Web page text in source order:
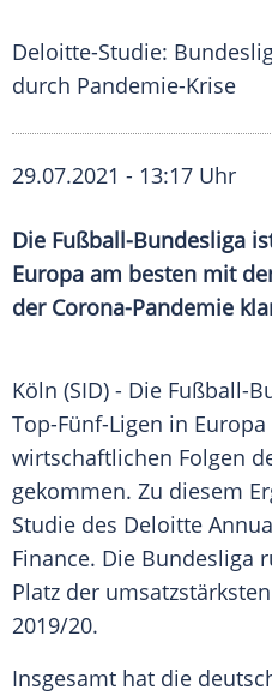
Deloitte-Studie:
durch Pandemie-Krise
29.07.2021 - 13:17 Uhr
Die Fußball-Bundesliga
Europa am besten mit
der Corona-Pandemie
Köln (SID) - Die Fußball-
Top-Fünf-Ligen in Europa
wirtschaftlichen Folgen
gekommen. Zu diesem
Studie des Deloitte
Finance. Die Bundesliga
Platz der
2019/20.
Insgesamt hat die